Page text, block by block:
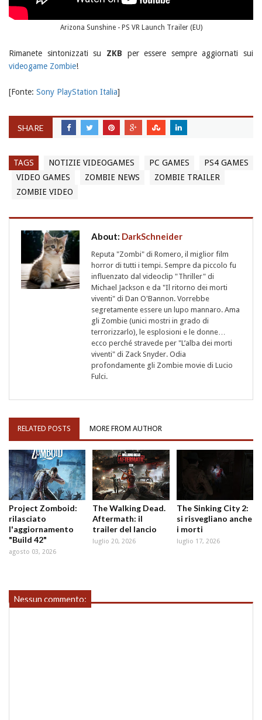
Arizona Sunshine - PS VR Launch Trailer (EU)
Rimanete sintonizzati su ZKB per essere sempre aggiornati sui
videogame Zombie!
[Fonte: Sony PlayStation Italia]
SHARE
TAGS NOTIZIE VIDEOGAMES PC GAMES
PS4 GAMES
VIDEO GAMES
ZOMBIE NEWS
ZOMBIE TRAILER
ZOMBIE VIDEO
About: DarkSchneider
Reputa "Zombi" di Romero, il miglior film
horror di tutti i tempi. Sempre da piccolo fu
influenzato dal videoclip "Thriller" di
Michael Jackson e da "Il ritorno dei morti
viventi" di Dan O'Bannon. Vorrebbe
segretamente essere un lupo mannaro. Ama
gli Zombie (unici mostri in grado di
terrorizzarlo), le esplosioni e le donne…
ecco perché stravede per "L’alba dei morti
viventi" di Zack Snyder. Odia
profondamente gli Zombie movie di Lucio
Fulci.
RELATED POSTS MORE FROM AUTHOR
Project Zomboid:
rilasciato
l'aggiornamento
"Build 42"
agosto 03, 2026
The Walking Dead.
Aftermath: il
trailer del lancio
luglio 20, 2026
The Sinking City 2:
si risvegliano anche
i morti
luglio 17, 2026
Nessun commento: